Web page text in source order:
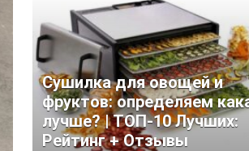
Сушилка для овощей и
фруктов: определяем
лучше? | ТОП-10 Лучших:
Рейтинг + Отзывы